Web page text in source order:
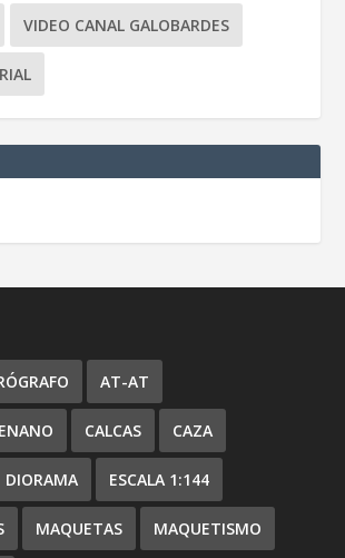
VIDEO CANAL GALOBARDES
AT-AT
CALCAS CAZA
DIORAMA ESCALA 1:144
MAQUETAS MAQUETISMO